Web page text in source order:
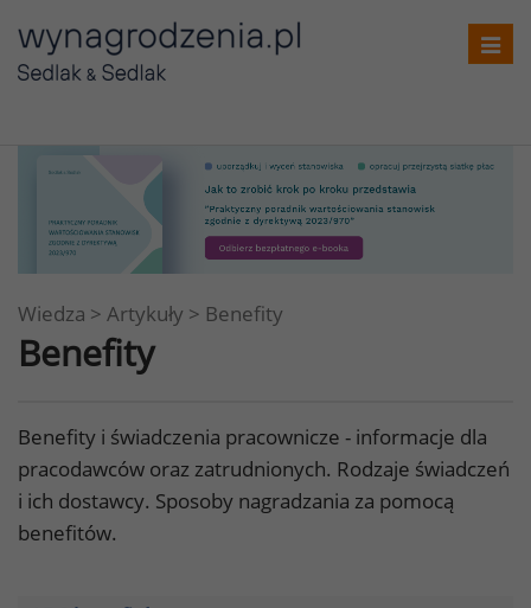
Wiedza > Artykuły > Benefity
Benefity
Benefity i świadczenia pracownicze - informacje dla
pracodawców oraz zatrudnionych. Rodzaje świadczeń
i ich dostawcy. Sposoby nagradzania za pomocą
benefitów.